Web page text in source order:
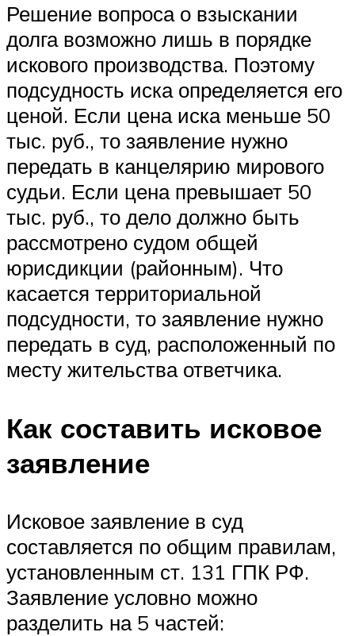
Решение вопроса о взыскании
долга возможно лишь в порядке
искового производства. Поэтому
подсудность иска определяется его
ценой. Если цена иска меньше 50
тыс. руб., то заявление нужно
передать в канцелярию мирового
судьи. Если цена превышает 50
тыс. руб., то дело должно быть
рассмотрено судом общей
юрисдикции (районным). Что
касается территориальной
подсудности, то заявление нужно
передать в суд, расположенный по
месту жительства ответчика.
Как составить исковое
заявление
Исковое заявление в суд
составляется по общим правилам,
установленным ст. 131 ГПК РФ.
Заявление условно можно
разделить на 5 частей: